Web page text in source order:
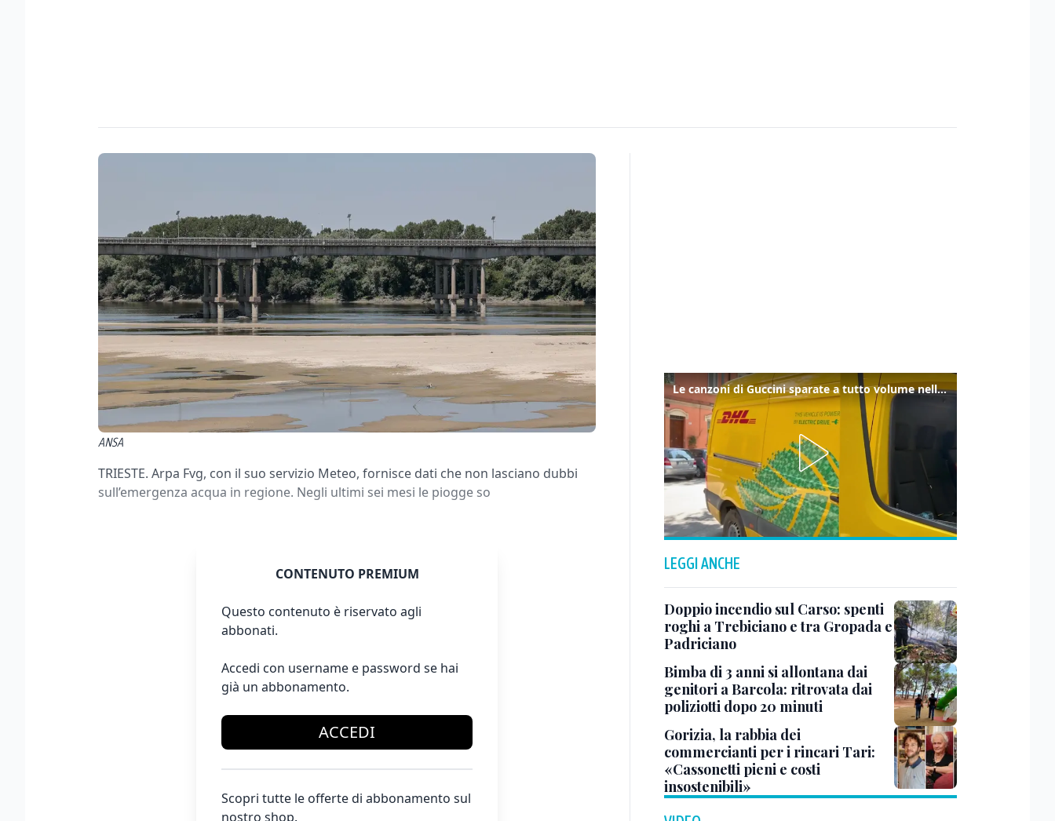
ANSA
TRIESTE. Arpa Fvg, con il suo servizio Meteo, fornisce dati che non lasciano dubbi
sull’emergenza acqua in regione. Negli ultimi sei mesi le piogge so
CONTENUTO PREMIUM
Questo contenuto è riservato agli
abbonati.
Accedi con username e password se hai
già un abbonamento.
ACCEDI
Scopri tutte le offerte di abbonamento sul
nostro shop.
Le canzoni di Guccini sparate a tutto volume nella strada dove abitava
LEGGI ANCHE
Doppio incendio sul Carso: spenti
roghi a Trebiciano e tra Gropada e
Padriciano
Bimba di 3 anni si allontana dai
genitori a Barcola: ritrovata dai
poliziotti dopo 20 minuti
Gorizia, la rabbia dei
commercianti per i rincari Tari:
«Cassonetti pieni e costi
insostenibili»